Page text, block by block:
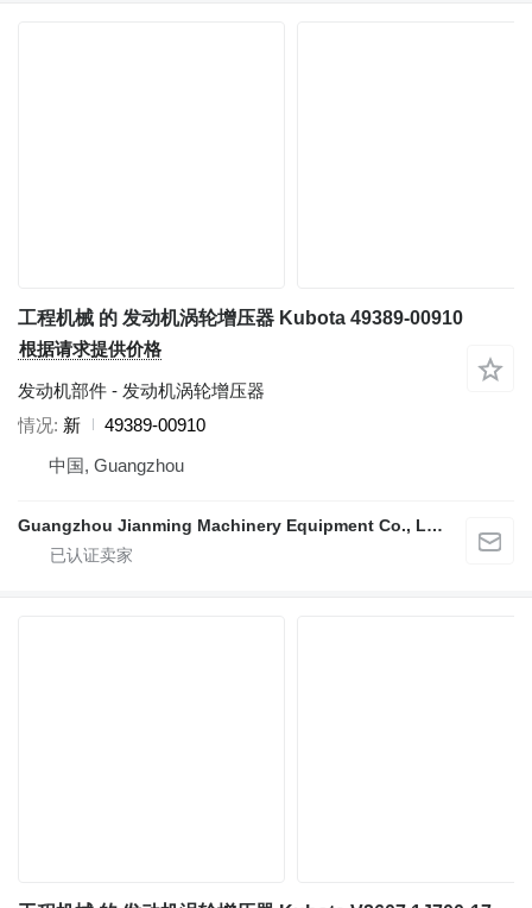
工程机械 的 发动机涡轮增压器 Kubota 49389-00910
根据请求提供价格
发动机部件 - 发动机涡轮增压器
情况 新
49389-00910
中国, Guangzhou
Guangzhou Jianming Machinery Equipment Co., Ltd.